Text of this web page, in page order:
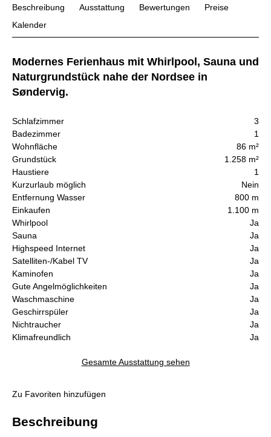
Beschreibung Ausstattung Bewertungen
Preise
Kalender
Modernes Ferienhaus mit Whirlpool, Sauna und
Naturgrundstück nahe der Nordsee in
Søndervig.
Schlafzimmer
3
Badezimmer
1
Wohnfläche
86 m²
Grundstück
1.258 m²
Haustiere
1
Kurzurlaub möglich
Nein
Entfernung Wasser
800 m
Einkaufen
1.100 m
Whirlpool
Ja
Sauna
Ja
Highspeed Internet
Ja
Satelliten-/Kabel TV
Ja
Kaminofen
Ja
Gute Angelmöglichkeiten
Ja
Waschmaschine
Ja
Geschirrspüler
Ja
Nichtraucher
Ja
Klimafreundlich
Ja
Gesamte Ausstattung sehen
Zu Favoriten hinzufügen
Beschreibung